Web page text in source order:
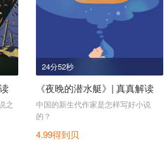
之
24分52秒
《夜晚的潜水艇》| 真真解读
中国的新生代作家是怎样写好小说
的？
4.99得到贝